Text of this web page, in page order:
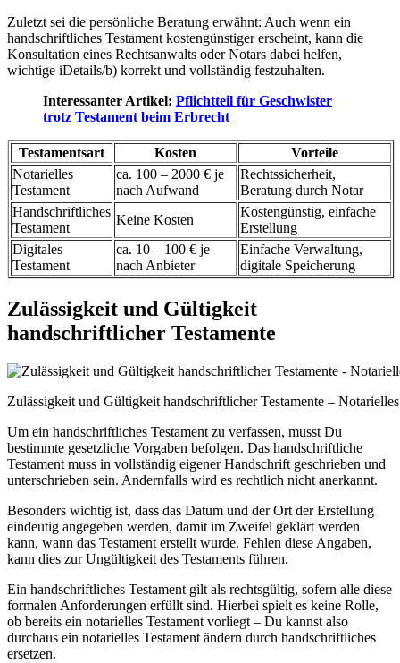
Zuletzt sei die persönliche Beratung erwähnt: Auch wenn ein
handschriftliches Testament kostengünstiger erscheint, kann die
Konsultation eines Rechtsanwalts oder Notars dabei helfen,
wichtige iDetails/b) korrekt und vollständig festzuhalten.
Interessanter Artikel: Pflichtteil für Geschwister
trotz Testament beim Erbrecht
Testamentsart Kosten
Vorteile
Notarielles
Testament
ca. 100 – 2000 € je
nach Aufwand
Rechtssicherheit,
Beratung durch Notar
Handschriftliches
Testament
Keine Kosten
Kostengünstig, einfache
Erstellung
Digitales
Testament
ca. 10 – 100 € je
nach Anbieter
Einfache Verwaltung,
digitale Speicherung
Zulässigkeit und Gültigkeit
handschriftlicher Testamente
Zulässigkeit und Gültigkeit handschriftlicher Testamente –
Um ein handschriftliches Testament zu verfassen, musst Du
bestimmte gesetzliche Vorgaben befolgen. Das handschriftliche
Testament muss in vollständig eigener Handschrift geschrieben und
unterschrieben sein. Andernfalls wird es rechtlich nicht anerkannt.
Besonders wichtig ist, dass das Datum und der Ort der Erstellung
eindeutig angegeben werden, damit im Zweifel geklärt werden
kann, wann das Testament erstellt wurde. Fehlen diese Angaben,
kann dies zur Ungültigkeit des Testaments führen.
Ein handschriftliches Testament gilt als rechtsgültig, sofern alle diese
formalen Anforderungen erfüllt sind. Hierbei spielt es keine Rolle,
ob bereits ein notarielles Testament vorliegt – Du kannst also
durchaus ein notarielles Testament ändern durch handschriftliches
ersetzen.